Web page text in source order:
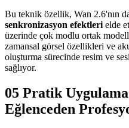
Bu teknik özellik, Wan 2.6'nın
senkronizasyon efektleri elde
üzerinde çok modlu ortak
zamansal görsel özellikleri ve
oluşturma sürecinde resim ve
sağlıyor.
05 Pratik
Eğlenceden